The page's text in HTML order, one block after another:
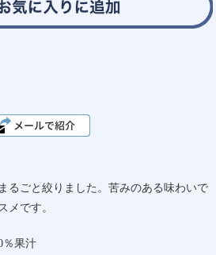
るごと絞りました。苦みのある味わいで
メです。
％果汁